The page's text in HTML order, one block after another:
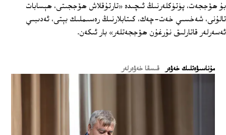
بۇ ھۆججەت، پۈتۈكلەرنىڭ ئىچىدە «تارتۇقلاش ھۆججىتى، ھېسابات
تالۇنى، شەخسىي خەت-چەك، كىتابلارنىڭ رەسىملىك بېتى، ئەدىبىي
ئەسەرلەر قاتارلىق نۇرغۇن ھۆججەتلەر» بار ئىكەن.
ﻣﯘﻧﺎﺳﯩﯟﻩﺗﻠﯩﻚ ﺧﻪﯞﻩﺭ قىسقا خەۋەرلەر